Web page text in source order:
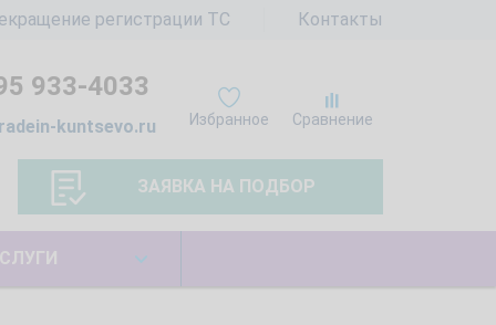
регистрации ТС Контакты
Избранное Сравнение
933-4033
kuntsevo.ru
ЗАЯВКА НА ПОДБОР